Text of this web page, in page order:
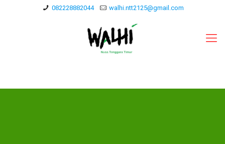
082228882044 walhi.ntt2125@gmail.com